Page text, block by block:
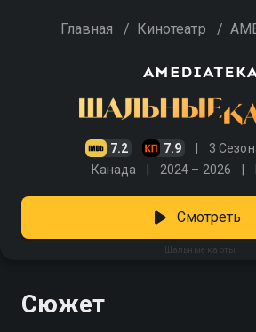
Главная / Кинотеатр /
7.2 7.9 3
Канада 2024 – 2026
Шальные карты
Смотреть
Сюжет